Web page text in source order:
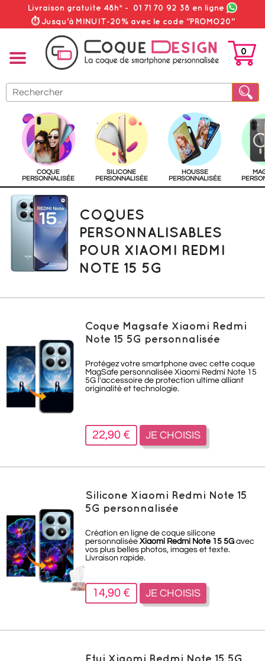
Livraison gratuite 48h* - 01 71 70 92 38 en ligne
⏱ Jusqu'à MINUIT-20% avec le code "PROMO20"
PANIER
0
COQUE
PERSONNALISÉE
SILICONE
PERSONNALISÉE
HOUSSE
PERSONNALISÉE
COQUES
PERSONNALISABLES
POUR XIAOMI REDMI
NOTE 15 5G
Coque Magsafe Xiaomi Redmi
Note 15 5G personnalisée
Protégez votre smartphone avec cette coque
MagSafe personnalisée Xiaomi Redmi Note 15
5G l'accessoire de protection ultime alliant
originalité et technologie.
22,90 € JE CHOISIS
Silicone Xiaomi Redmi Note 15
5G personnalisée
Création en ligne de coque silicone
personnalisée Xiaomi Redmi Note 15 5G avec
vos plus belles photos, images et texte.
Livraison rapide.
14,90 € JE CHOISIS
Etui Xiaomi Redmi Note 15 5G